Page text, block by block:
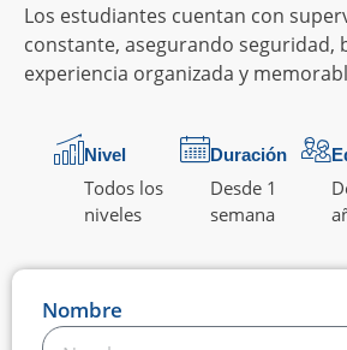
Los estudiantes cuentan con
constante, asegurando seguridad,
experiencia organizada y
Nivel
Todos los
niveles
Duración
Desde 1
semana
Nombre